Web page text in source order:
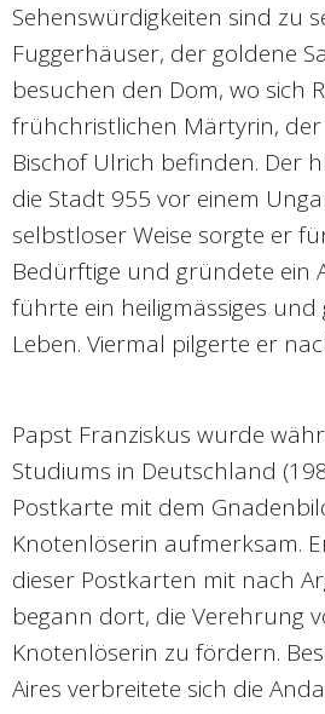
Sehenswürdigkeiten sind zu
Fuggerhäuser, der goldene
besuchen den Dom, wo sich
frühchristlichen Märtyrin,
Bischof Ulrich befinden. Der
die Stadt 955 vor einem
selbstloser Weise sorgte er
Bedürftige und gründete ein
führte ein heiligmässiges und
Leben. Viermal pilgerte er
Papst Franziskus wurde
Studiums in Deutschland
Postkarte mit dem
Knotenlöserin aufmerksam.
dieser Postkarten mit nach
begann dort, die Verehrung
Knotenlöserin zu fördern.
Aires verbreitete sich die